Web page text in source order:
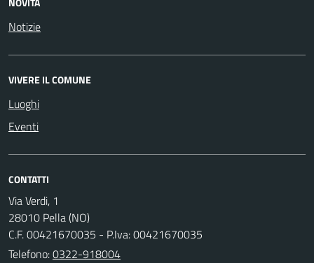
Notizie
VIVERE IL COMUNE
Luoghi
Eventi
CONTATTI
Via Verdi, 1
28010 Pella (NO)
C.F. 00421670035 - P.Iva: 00421670035
Telefono:0322-918004